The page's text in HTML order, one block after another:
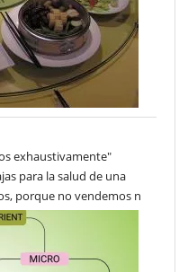
exhaustivamente"
para la salud de una
porque no vendemos n